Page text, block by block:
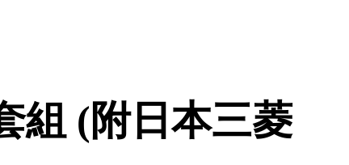
組 (附日本三菱